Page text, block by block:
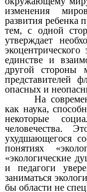
изменения
развития ребенка
тем, с одной
утверждает
единстве и
другой стороны
представителей
опасных и
На
как наука,
некоторые
человечества.
ухудшающегося
понятиях
«экологические
и педагоги
заниматься
бы области не